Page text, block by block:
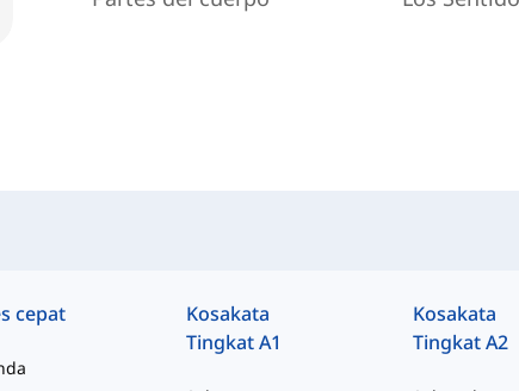
cepat
Kosakata
Tingkat A1
Kosakata
Tingkat A2